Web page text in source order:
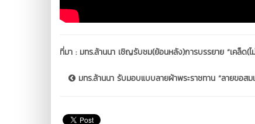
ที่มา : มทร.ล้านนา เชิญรับชม(ย้อนหลัง)การบรรยาย “เคล็ด
มทร.ล้านนา รับมอบแบบลายผ้าพระราชทาน “ลายขอสม